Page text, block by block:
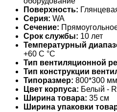
Поверхность:
Серия: WA
Сечение:
Срок службы: 10 лет
Температурный
+60 С °С
Тип вентиляционной
Тип конструкции
Типоразмер: 800*300 мм
Цвет корпуса: Белый -
Ширина товара: 35 см
Ширина упаковки